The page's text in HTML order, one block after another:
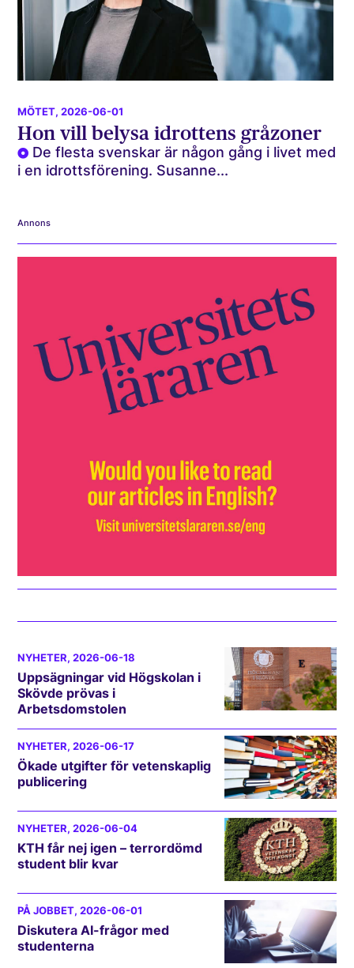
MÖTET, 2026-06-01
Hon vill belysa idrottens gråzoner
De flesta svenskar är någon gång i livet med
i en idrottsförening. Susanne...
Annons
NYHETER, 2026-06-18
Uppsägningar vid Högskolan i
Skövde prövas i
Arbetsdomstolen
NYHETER, 2026-06-17
Ökade utgifter för vetenskaplig
publicering
NYHETER, 2026-06-04
KTH får nej igen – terrordömd
student blir kvar
PÅ JOBBET, 2026-06-01
Diskutera AI-frågor med
studenterna